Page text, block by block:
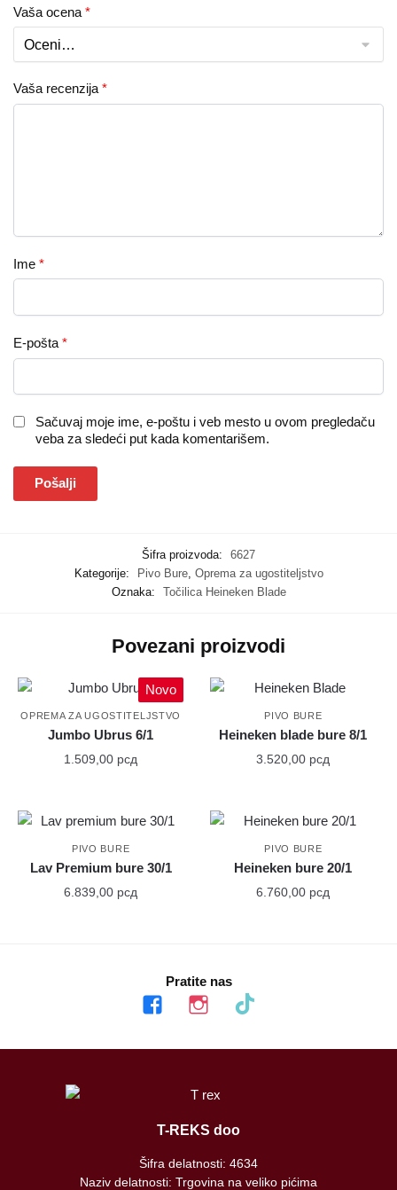
Vaša ocena *
Vaša recenzija *
Ime *
E-pošta *
Sačuvaj moje ime, e-poštu i veb mesto u ovom pregledaču
veba za sledeći put kada komentarišem.
Šifra proizvoda:
6627
Kategorije:
Pivo Bure, Oprema za ugostiteljstvo
Oznaka:
Točilica Heineken Blade
Povezani proizvodi
Novo
OPREMA ZA UGOSTITELJSTVO
Jumbo Ubrus 6/1
1.509,00 рсд
PIVO BURE
Heineken blade bure 8/1
3.520,00 рсд
PIVO BURE
Lav Premium bure 30/1
6.839,00 рсд
PIVO BURE
Heineken bure 20/1
6.760,00 рсд
Pratite nas
facebook instagram tiktok
T-REKS doo
Šifra delatnosti: 4634
Naziv delatnosti: Trgovina na veliko pićima